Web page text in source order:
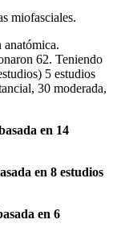
miofasciales.
62. Teniendo
5 estudios
30 moderada,
en 14
en 8 estudios
en 6